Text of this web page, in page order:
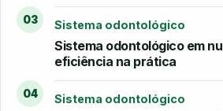
03 Sistema odontológico
Sistema odontológico em
eficiência na prática
04 Sistema odontológico